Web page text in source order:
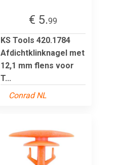
€ 5.99
KS Tools 420.1784
Afdichtklinknagel met
12,1 mm flens voor
T...
Conrad NL